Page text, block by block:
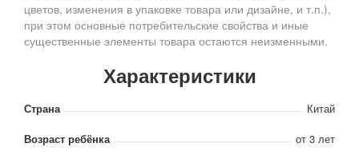
цветов, изменения в упаковке товара или дизайне, и т.п.),
при этом основные потребительские свойства и иные
существенные элементы товара остаются неизменными.
Характеристики
Страна
Китай
Возраст ребёнка
от 3 лет